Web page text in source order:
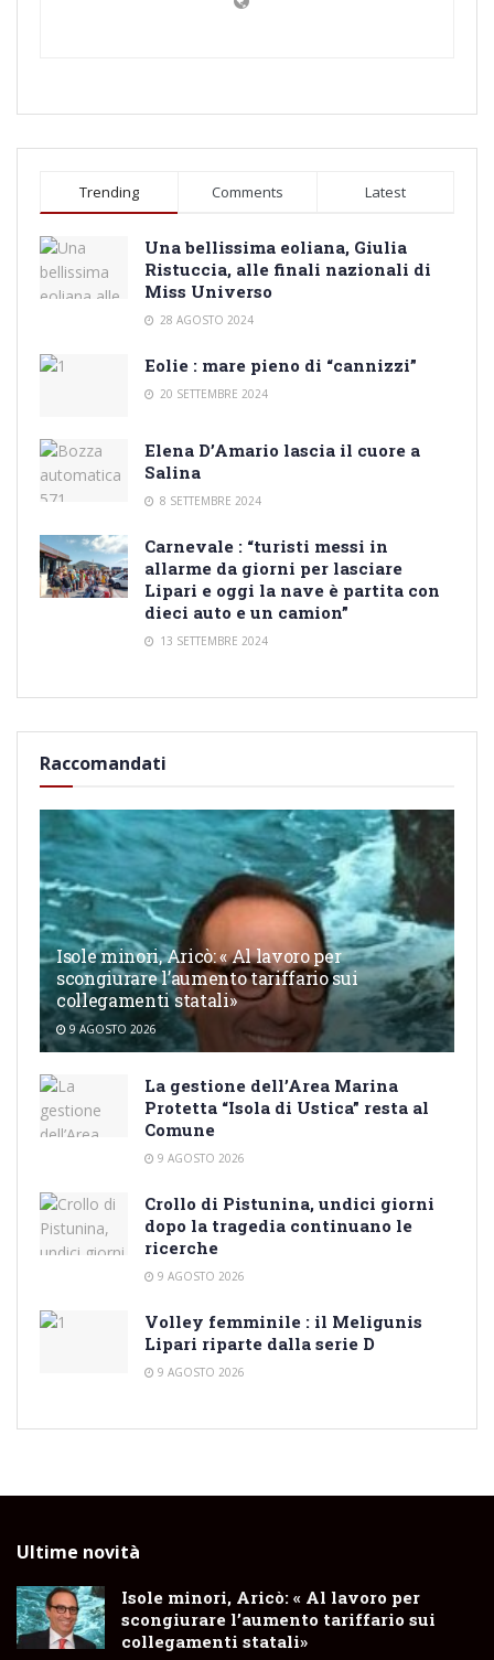
Trending Comments Latest
Una bellissima eoliana, Giulia
Ristuccia, alle finali nazionali di
Miss Universo
28 AGOSTO 2024
Eolie : mare pieno di “cannizzi”
20 SETTEMBRE 2024
Elena D’Amario lascia il cuore a
Salina
8 SETTEMBRE 2024
Carnevale : “turisti messi in
allarme da giorni per lasciare
Lipari e oggi la nave è partita con
dieci auto e un camion”
13 SETTEMBRE 2024
Raccomandati
Isole minori, Aricò: « Al lavoro per
scongiurare l’aumento tariffario sui
collegamenti statali»
9 AGOSTO 2026
La gestione dell’Area Marina
Protetta “Isola di Ustica” resta al
Comune
9 AGOSTO 2026
Crollo di Pistunina, undici giorni
dopo la tragedia continuano le
ricerche
9 AGOSTO 2026
Volley femminile : il Meligunis
Lipari riparte dalla serie D
9 AGOSTO 2026
Ultime novità
Isole minori, Aricò: « Al lavoro per
scongiurare l’aumento tariffario sui
collegamenti statali»